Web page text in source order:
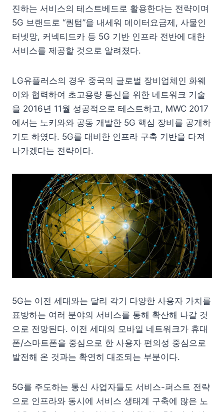
진하는 서비스의 테스트베드로 활용한다는 전략이며
5G 브랜드로 “퀀텀”을 내세워 데이터요금제, 사물인
터넷망, 커넥티드카 등 5G 기반 인프라 전반에 대한
서비스를 제공할 것으로 알려졌다.
LG유플러스의 경우 중국의 글로벌 장비업체인 화웨
이와 협력하여 초고용량 통신을 위한 네트워크 기술
을 2016년 11월 성공적으로 테스트하고, MWC 2017
에서는 노키와와 공동 개발한 5G 핵심 장비를 공개하
기도 하였다. 5G를 대비한 인프라 구축 기반을 다져
나가겠다는 전략이다.
5G는 이전 세대와는 달리 각기 다양한 사용자 가치를
표방하는 여러 분야의 서비스를 통해 확산해 나갈 것
으로 전망된다. 이전 세대의 모바일 네트워크가 휴대
폰/스마트폰을 중심으로 한 사용자 편의성 중심으로
발전해 온 것과는 확연히 대조되는 부분이다.
5G를 주도하는 통신 사업자들도 서비스-퍼스트 전략
으로 인프라와 동시에 서비스 생태계 구축에 많은 노